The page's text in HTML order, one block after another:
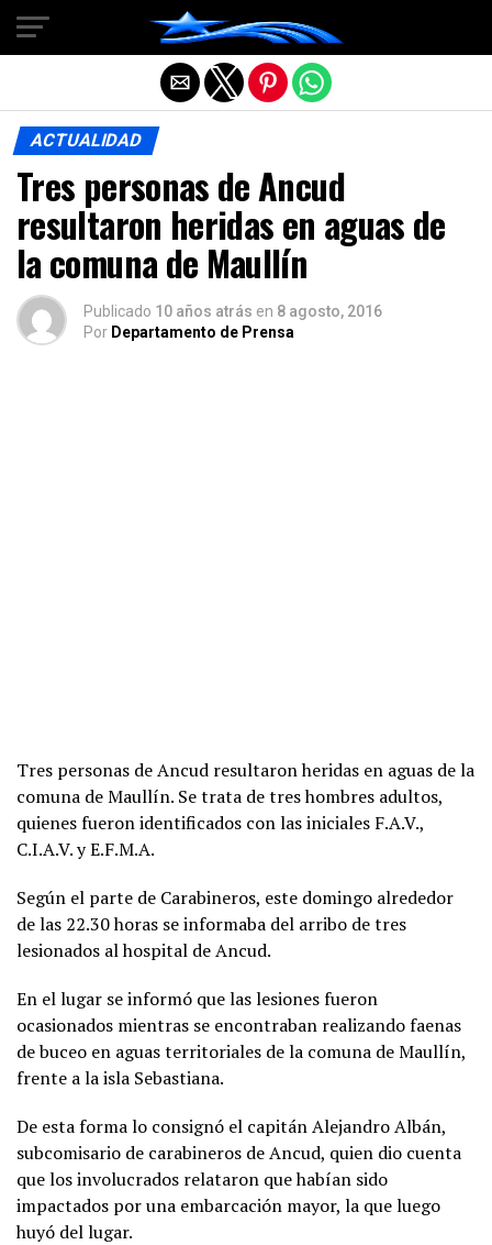
ACTUALIDAD
Tres personas de Ancud
resultaron heridas en aguas de
la comuna de Maullín
Publicado 10 años atrás en 8 agosto, 2016
Por Departamento de Prensa
Tres personas de Ancud resultaron heridas en aguas de la
comuna de Maullín. Se trata de tres hombres adultos,
quienes fueron identificados con las iniciales F.A.V.,
C.I.A.V. y E.F.M.A.
Según el parte de Carabineros, este domingo alrededor
de las 22.30 horas se informaba del arribo de tres
lesionados al hospital de Ancud.
En el lugar se informó que las lesiones fueron
ocasionados mientras se encontraban realizando faenas
de buceo en aguas territoriales de la comuna de Maullín,
frente a la isla Sebastiana.
De esta forma lo consignó el capitán Alejandro Albán,
subcomisario de carabineros de Ancud, quien dio cuenta
que los involucrados relataron que habían sido
impactados por una embarcación mayor, la que luego
huyó del lugar.
Salir de la versión móvil